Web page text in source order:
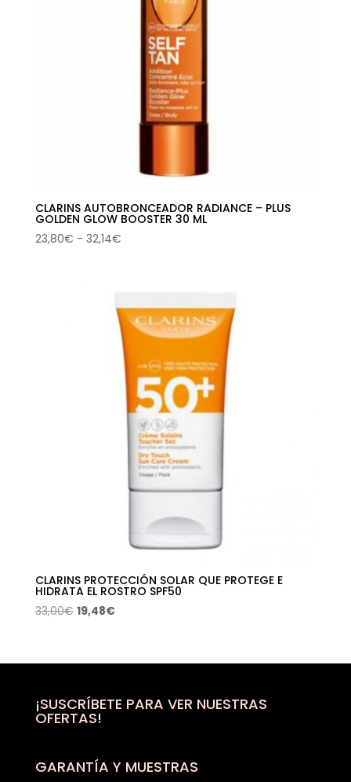
CLARINS AUTOBRONCEADOR RADIANCE – PLUS
GOLDEN GLOW BOOSTER 30 ML
23,80€ - 32,14€Rango
23,80€
hasta
32,14€
CLARINS PROTECCIÓN SOLAR QUE PROTEGE E
HIDRATA EL ROSTRO SPF50
33,00€ El
era:
19,48€El
es:
¡SUSCRÍBETE PARA VER NUESTRAS
OFERTAS!
GARANTÍA Y MUESTRAS